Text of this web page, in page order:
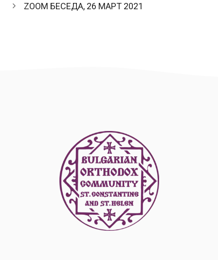
ZOOM БЕСЕДА, 26 МАРТ 2021